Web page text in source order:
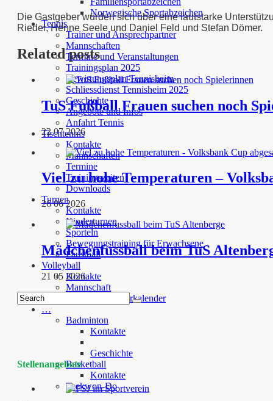
Norwegische Sportabzeichen
Tennis
Trainer und Ansprechpartner
Mannschaften
Termine und Veranstaltungen
Trainingsplan 2025
Bewirtungsplan Tennisheim
Schliessdienst Tennisheim 2025
Geschichte
Angebote und Infos
Anfahrt Tennis
Tischtennis
Kontakte
Mannschaften
Termine
Trainingszeiten
Downloads
Turnen
Kontakte
Kinderturnen
Sporteln
Bewegungstraining für Erwachsene
Faustball
Volleyball
Kontakte
Mannschaft
Spiel und Turnierkalender
…
Badminton
Kontakte
Geschichte
Basketball
Kontakte
Taekwon-Do
Die Gastgeber würden sich über eine lautstarke
Riedel, Henne Seele und Daniel Feld und Stefan Dömer.
Related posts
TuS Fußball Frauen suchen noch
22 07 2026
Viel zu hohe Temperaturen –
26 06 2026
Mädchenfussball beim TuS
21 05 2026
Stellenangebote